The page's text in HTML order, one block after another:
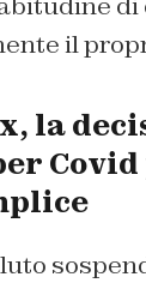
il
la
Covid